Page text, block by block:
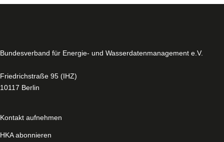
Bun­des­ver­band für Energie- und Was­ser­da­ten­ma­nage­ment e.V.
Fried­rich­stra­ße 95 (IHZ)
10117 Berlin
Kontakt aufnehmen
HKA abonnieren